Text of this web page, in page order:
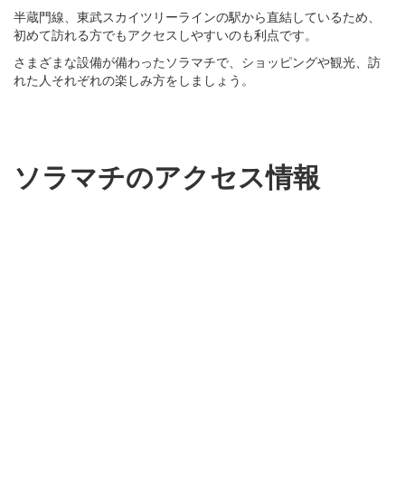
半蔵門線、東武スカイツリーラインの駅から直結しているため、
初めて訪れる方でもアクセスしやすいのも利点です。
さまざまな設備が備わったソラマチで、ショッピングや観光、訪
れた人それぞれの楽しみ方をしましょう。
ソラマチのアクセス情報